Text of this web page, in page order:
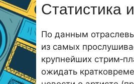
Статистика
По данным
из самых
крупнейших
ожидать